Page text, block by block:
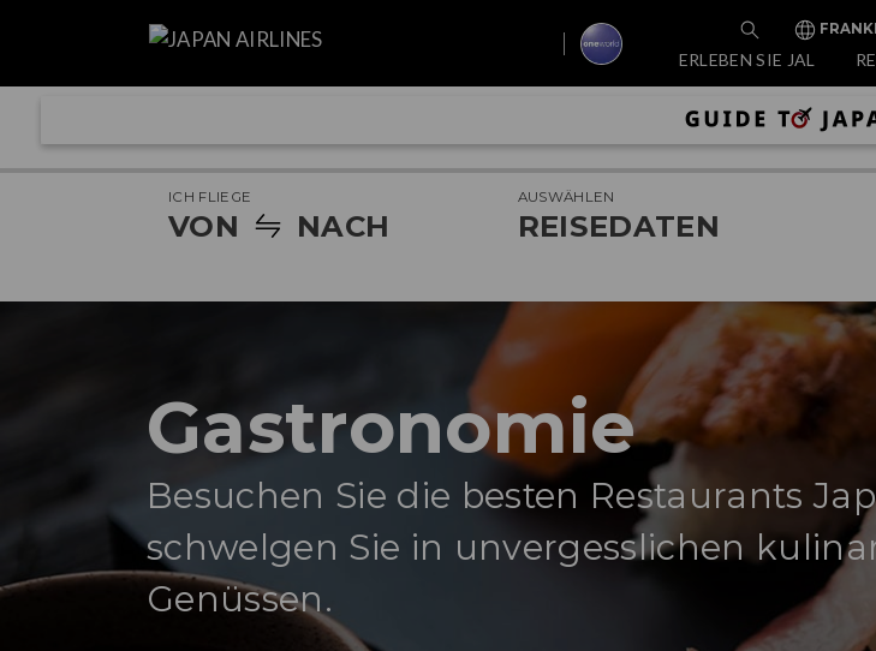
ERLEBEN SIE JAL
ICH FLIEGE
VON NACH
AUSWÄHLEN
REISEDATEN
Gastronomie
Besuchen Sie die besten Restaurants
schwelgen Sie in unvergesslichen
Genüssen.